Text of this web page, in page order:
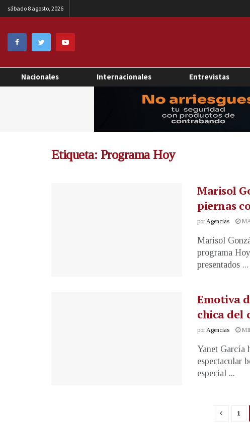
sábado 8 agosto, 2026
Nacionales Internacionales Entrevistas
Etiqueta: Programa Hoy
Marisol
piernas
porAgencias
Marisol
programa
presentados ...
Emotiva
chica del
porAgencias
Yanet García
espectacular
especial ...
1